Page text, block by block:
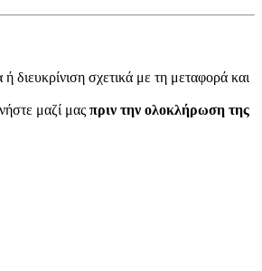
διευκρίνιση σχετικά με τη μεταφορά και
μαζί μας πριν την ολοκλήρωση της